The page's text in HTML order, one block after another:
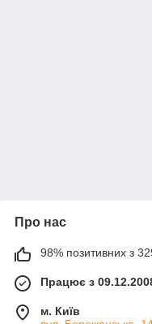
Про нас
98% позитивних з 329
Працює з
м. Київ